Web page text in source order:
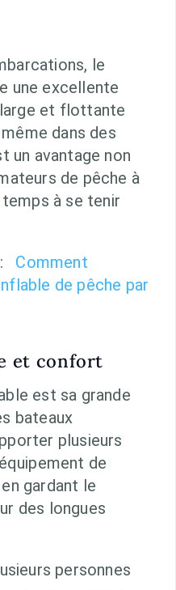
le
une excellente
et flottante
dans des
un avantage non
de pêche à
à se tenir
Comment
de pêche par
et confort
est sa grande
bateaux
plusieurs
de
gardant le
des longues
personnes